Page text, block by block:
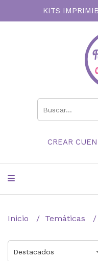
KITS
CREAR
Inicio Temáticas